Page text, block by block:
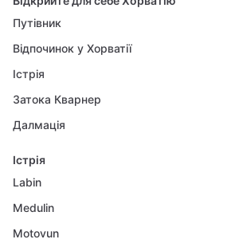
Путівник
Відпочинок у Хорватії
Істрія
Затока Кварнер
Далмація
Істрія
Labin
Medulin
Motovun